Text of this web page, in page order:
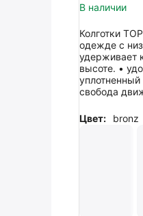
В наличии
Колготки
одежде с
удерживает
высоте. •
свобода
Цвет: bronz